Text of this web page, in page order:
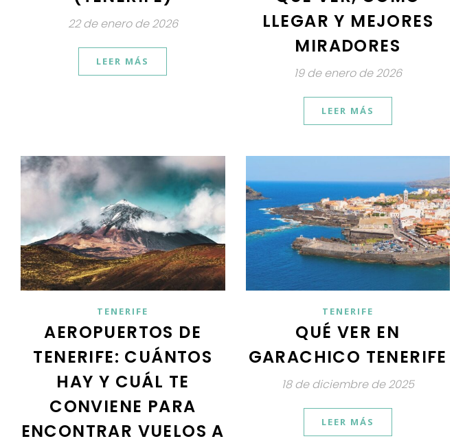
22 de enero de 2026
LEER MÁS
LLEGAR Y MEJORES
MIRADORES
19 de enero de 2026
LEER MÁS
TENERIFE
AEROPUERTOS DE
TENERIFE: CUÁNTOS
HAY Y CUÁL TE
CONVIENE PARA
ENCONTRAR VUELOS A
TENERIFE
QUÉ VER EN
GARACHICO TENERIFE
18 de diciembre de 2025
LEER MÁS